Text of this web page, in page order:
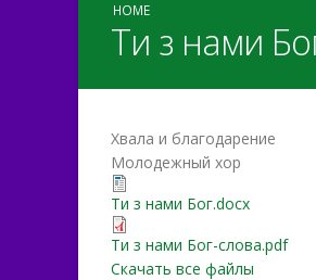
HOME
Ти з нами
Хвала и благодарение
Молодежный хор
Ти з нами
Ти з нами Бог.docx
Ти з нами
Ти з нами Бог-слова.pdf
Скачать все файлы